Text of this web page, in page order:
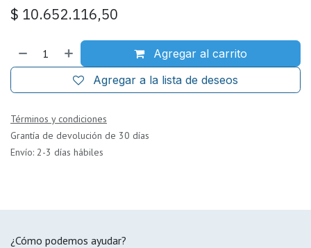
$ 10.652.116,50
Agregar al carrito
Agregar a la lista de deseos
Términos y condiciones
Grantía de devolución de 30 días
Envío: 2-3 días hábiles
¿Cómo podemos ayudar?